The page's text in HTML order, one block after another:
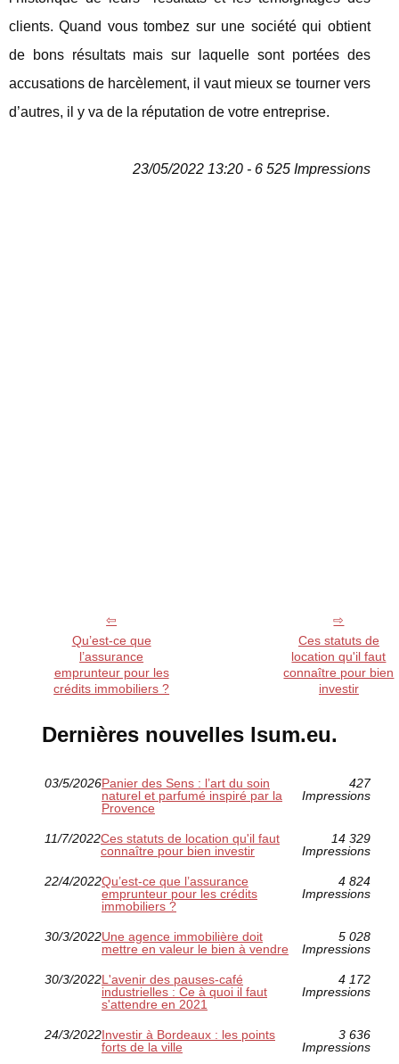
clients. Quand vous tombez sur une société qui obtient
de bons résultats mais sur laquelle sont portées des
accusations de harcèlement, il vaut mieux se tourner vers
d’autres, il y va de la réputation de votre entreprise.
23/05/2022 13:20 - 6 525 Impressions
Qu’est-ce que
l’assurance
emprunteur pour les
crédits immobiliers ?
Ces statuts de
location qu'il faut
connaître pour bien
investir
Dernières nouvelles lsum.eu.
03/5/2026Panier des Sens : l’art du soin
naturel et parfumé inspiré par la
Provence
427
Impressions
11/7/2022Ces statuts de location qu'il faut
connaître pour bien investir
14 329
Impressions
22/4/2022Qu’est-ce que l’assurance
emprunteur pour les crédits
immobiliers ?
4 824
Impressions
30/3/2022Une agence immobilière doit
mettre en valeur le bien à vendre
5 028
Impressions
30/3/2022L'avenir des pauses-café
industrielles : Ce à quoi il faut
s'attendre en 2021
4 172
Impressions
24/3/2022Investir à Bordeaux : les points
forts de la ville
3 636
Impressions